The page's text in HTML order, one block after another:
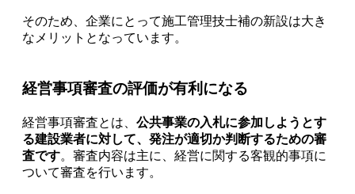
そのため、企業にとって施工管理技士補の新設は大き
なメリットとなっています。
経営事項審査の評価が有利になる
経営事項審査とは、 公共事業の入札に参加しようとす
る建設業者に対して、発注が適切か判断するための審
査です。審査内容は主に、経営に関する客観的事項に
ついて審査を行います。